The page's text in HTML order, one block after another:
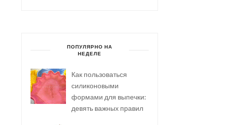
ПОПУЛЯРНО НА
НЕДЕЛЕ
Как пользоваться
силиконовыми
формами для выпечки:
девять важных правил